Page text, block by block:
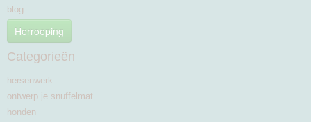
blog
Herroeping
Categorieën
hersenwerk
ontwerp je snuffelmat
honden